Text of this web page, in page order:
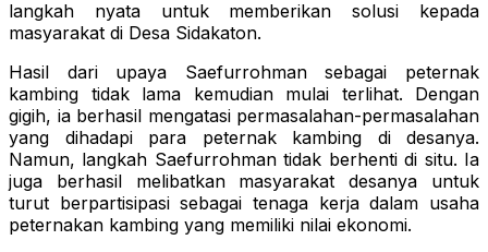
langkah nyata untuk memberikan solusi kepada
masyarakat di Desa Sidakaton.
Hasil dari upaya Saefurrohman sebagai peternak
kambing tidak lama kemudian mulai terlihat. Dengan
gigih, ia berhasil mengatasi permasalahan-permasalahan
yang dihadapi para peternak kambing di desanya.
Namun, langkah Saefurrohman tidak berhenti di situ. Ia
juga berhasil melibatkan masyarakat desanya untuk
turut berpartisipasi sebagai tenaga kerja dalam usaha
peternakan kambing yang memiliki nilai ekonomi.